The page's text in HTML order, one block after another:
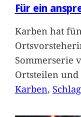
Für ein
Karben hat
Sommerserie
Ortsteilen und
Karben,